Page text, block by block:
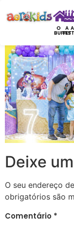
O
BUFFET
A
Deixe
O seu endereço
obrigatórios são
Comentário *